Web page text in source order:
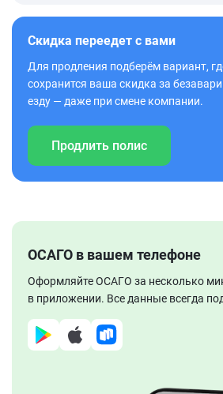
Скидка переедет с вами
Для продления подберём вариант,
сохранится ваша скидка за
езду — даже при смене компании.
Продлить полис
ОСАГО в вашем телефоне
Оформляйте ОСАГО за несколько
в приложении. Все данные всегда